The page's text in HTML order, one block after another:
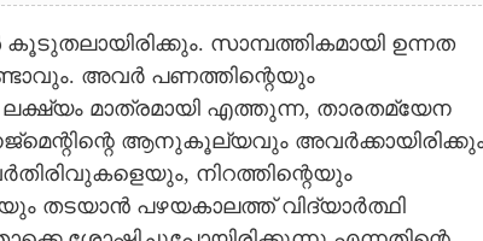
സാമ്പത്തികമായി ഉന്നത
അവർ പണത്തിന്റെയും
മാത്രമായി എത്തുന്ന,​ താരതമ്യേന
ആനുകൂല്യവും
നിറത്തിന്റെയും
തടയാൻ പഴയകാലത്ത് വിദ്യാർത്ഥി